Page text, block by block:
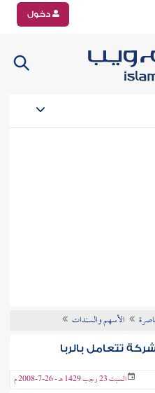
دخول
الأسهم والسندات
تتعامل بالربا
السبت 23 رجب 1429 هـ - 26-7-2008 م